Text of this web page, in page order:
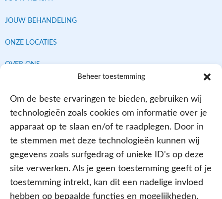
Beheer toestemming
Om de beste ervaringen te bieden, gebruiken wij
technologieën zoals cookies om informatie over je
apparaat op te slaan en/of te raadplegen. Door in
te stemmen met deze technologieën kunnen wij
gegevens zoals surfgedrag of unieke ID's op deze
site verwerken. Als je geen toestemming geeft of je
toestemming intrekt, kan dit een nadelige invloed
hebben op bepaalde functies en mogelijkheden.
JOUW BEHANDELING
ONZE LOCATIES
OVER ONS
Contracten met alle verzekeraars